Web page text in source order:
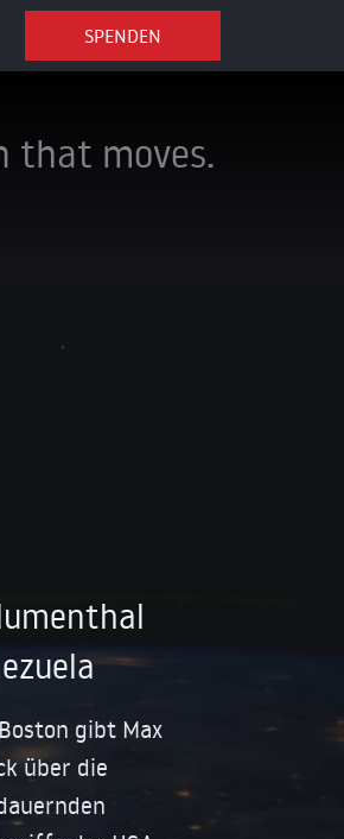
SPENDEN
that moves.
gibt Max
über die